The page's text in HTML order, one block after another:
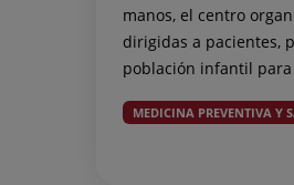
manos, el centro
dirigidas a pacientes,
población infantil
MEDICINA PREVENTIVA Y